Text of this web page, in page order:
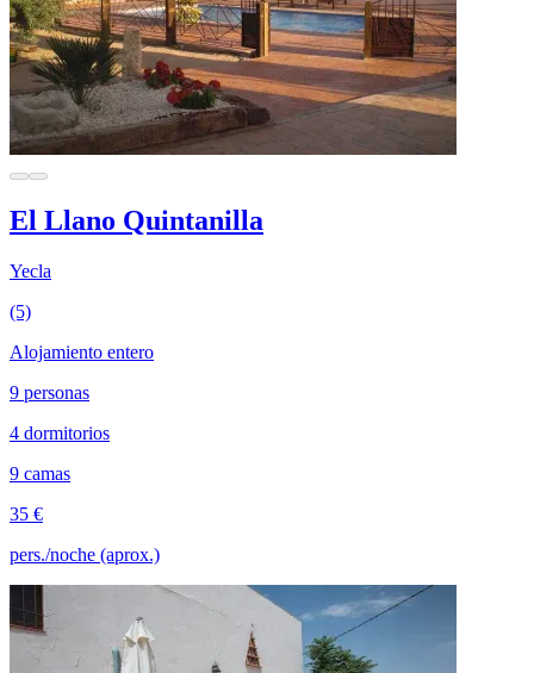
El Llano Quintanilla
Yecla
(5)
Alojamiento entero
9 personas
4 dormitorios
9 camas
35 €
pers./noche (aprox.)